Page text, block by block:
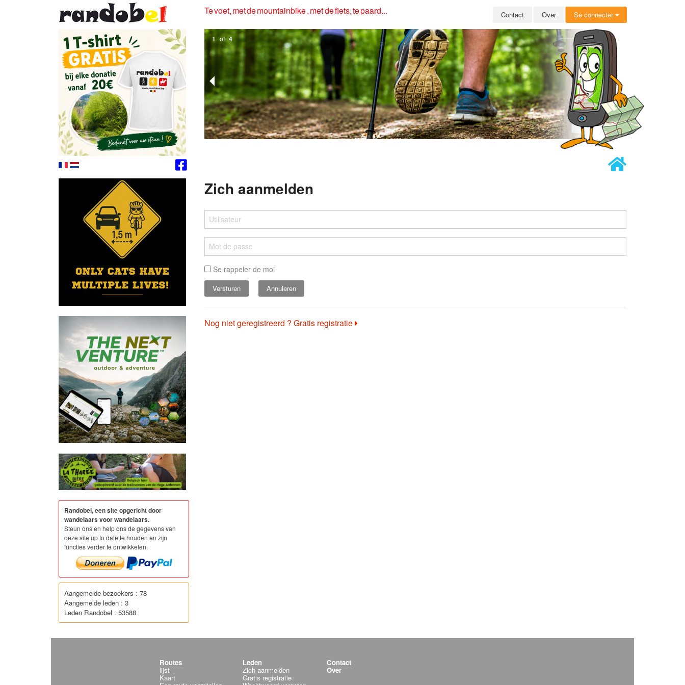
Te voet, met de mountainbike , met de fiets, te paard... Contact Over Se connecter
1 of 4
Zich aanmelden
Se rappeler de moi
Annuleren
Nog niet geregistreerd ? Gratis registratie
Randobel, een site opgericht door
wandelaars voor wandelaars.
Steun ons en help ons de gegevens van
deze site up to date te houden en zijn
functies verder te ontwikkelen.
Aangemelde bezoekers : 78
Aangemelde leden : 3
Leden Randobel : 53588
Routes
lijst
Kaart
Leden
Zich aanmelden
Gratis registratie
Contact
Over